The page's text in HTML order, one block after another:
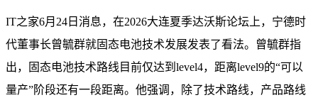
IT之家6月24日消息，在2026大连夏季达沃斯论坛上，宁德时
代董事长曾毓群就固态电池技术发展发表了看法。曾毓群指
出，固态电池技术路线目前仅达到level4，距离level9的“可以
量产”阶段还有一段距离。他强调，除了技术路线，产品路线